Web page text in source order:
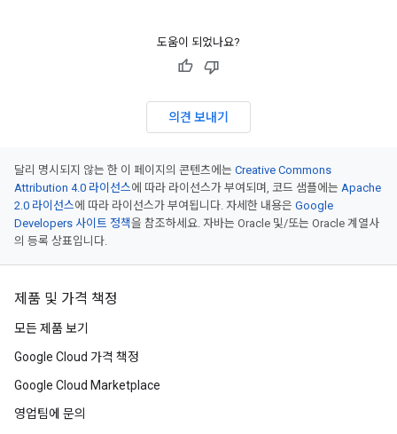
도움이 되었나요?
의견 보내기
달리 명시되지 않는 한 이 페이지의 콘텐츠에는 Creative Commons
Attribution 4.0 라이선스에 따라 라이선스가 부여되며, 코드 샘플에는 Apache
2.0 라이선스에 따라 라이선스가 부여됩니다. 자세한 내용은 Google
Developers 사이트 정책을 참조하세요. 자바는 Oracle 및/또는 Oracle 계열사
의 등록 상표입니다.
제품 및 가격 책정
모든 제품 보기
Google Cloud 가격 책정
Google Cloud Marketplace
영업팀에 문의